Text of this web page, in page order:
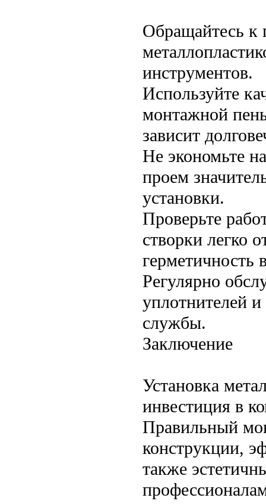
Обращайтесь к
инструментов.
Используйте
монтажной
зависит
Не экономьте
проем
установки.
Проверьте
створки легко
герметичность
Регулярно
уплотнителей
службы.
Заключение
Установка
инвестиция в
Правильный
конструкции,
также